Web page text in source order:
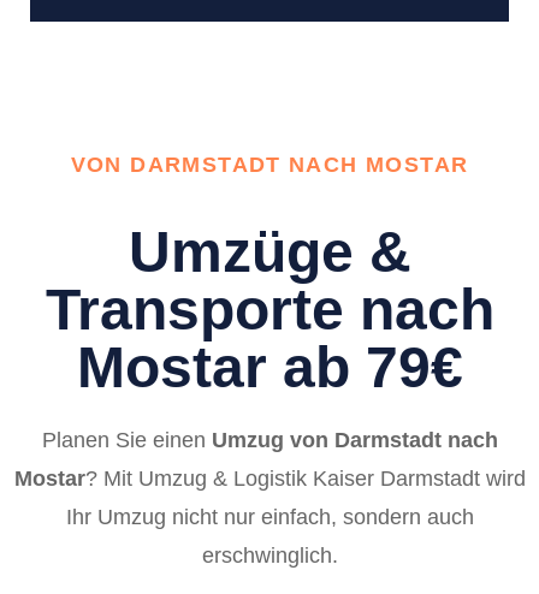
VON DARMSTADT NACH MOSTAR
Umzüge &
Transporte nach
Mostar ab 79€
Planen Sie einen Umzug von Darmstadt nach
Mostar? Mit Umzug & Logistik Kaiser Darmstadt wird
Ihr Umzug nicht nur einfach, sondern auch
erschwinglich.